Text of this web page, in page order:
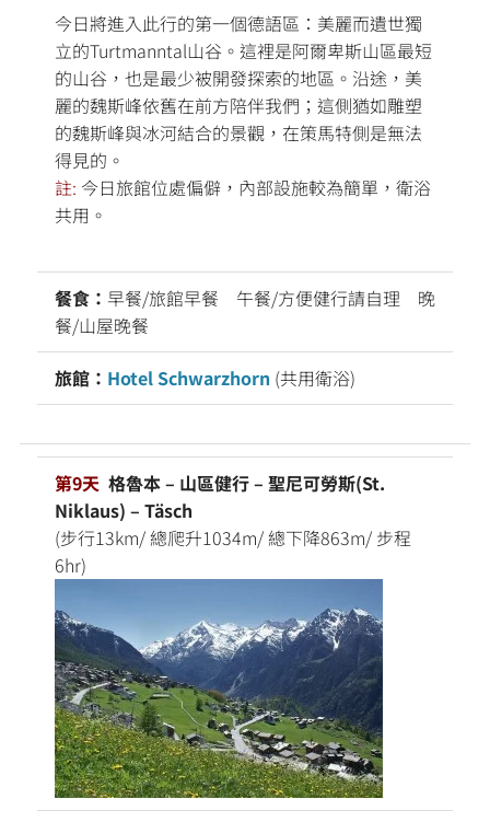
今日將進入此行的第一個德語區：美麗而遺世獨
立的Turtmanntal山谷。這裡是阿爾卑斯山區最短
的山谷，也是最少被開發探索的地區。沿途，美
麗的魏斯峰依舊在前方陪伴我們；這側猶如雕塑
的魏斯峰與冰河結合的景觀，在策馬特側是無法
得見的。
註: 今日旅館位處偏僻，內部設施較為簡單，衛浴
共用。
餐食： 早餐/旅館早餐 午餐/方便健行請自理 晚
餐/山屋晚餐
旅館： Hotel Schwarzhorn (共用衛浴)
第9天 格魯本 – 山區健行 – 聖尼可勞斯(St.
Niklaus) – Täsch
(步行13km/ 總爬升1034m/ 總下降863m/ 步程
6hr)